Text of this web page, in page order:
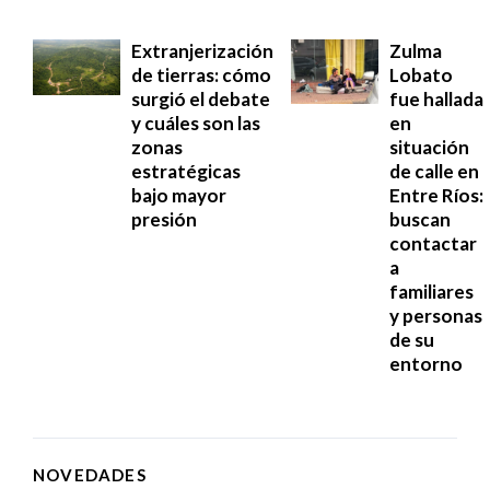
Extranjerización
de tierras: cómo
surgió el debate
y cuáles son las
zonas
estratégicas
bajo mayor
presión
Zulma
Lobato
fue hallada
en
situación
de calle en
Entre Ríos:
buscan
contactar
a
familiares
y personas
de su
entorno
NOVEDADES